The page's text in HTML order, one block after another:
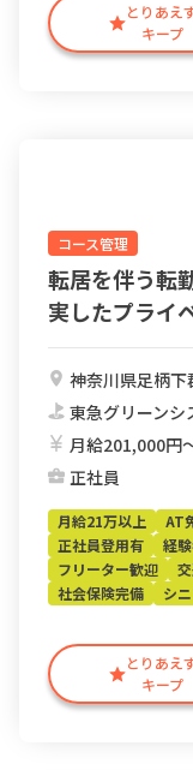
とりあえ
キープ
コース管理
転居を伴う転
実したプライ
神奈川県足柄
東急グリーンシス
月給201,000円
正社員
とりあえ
キープ
月給21万以上 AT
正社員登用有
経
フリーター歓迎
社会保険完備
シ